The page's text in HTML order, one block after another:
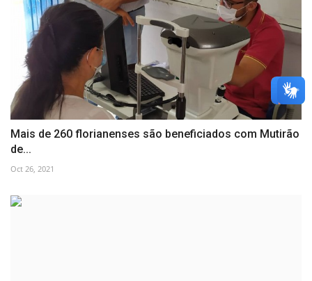
Mais de 260 florianenses são beneficiados com Mutirão
de...
Oct 26, 2021